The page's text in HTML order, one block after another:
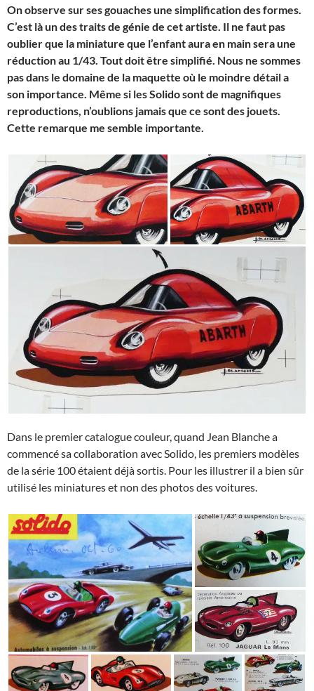
On observe sur ses gouaches une simplification des formes.
C’est là un des traits de génie de cet artiste. Il ne faut pas
oublier que la miniature que l’enfant aura en main sera une
réduction au 1/43. Tout doit être simplifié. Nous ne sommes
pas dans le domaine de la maquette où le moindre détail a
son importance. Même si les Solido sont de magnifiques
reproductions, n’oublions jamais que ce sont des jouets.
Cette remarque me semble importante.
Dans le premier catalogue couleur, quand Jean Blanche a
commencé sa collaboration avec Solido, les premiers modèles
de la série 100 étaient déjà sortis. Pour les illustrer il a bien sûr
utilisé les miniatures et non des photos des voitures.